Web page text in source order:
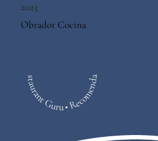
2023
Obrador Cocina
Restaurant Guru • Recomendado